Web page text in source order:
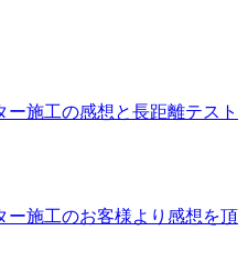
施工の感想と長距離テスト
施工のお客様より感想を頂